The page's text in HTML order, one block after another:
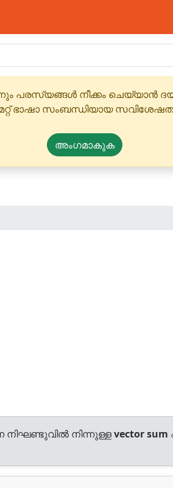
പരസ്യങ്ങൾ നീക്കം
ഭാഷാ സംബന്ധിയായ
അംഗമാകുക
നിഘണ്ടുവിൽ നിന്നുള്ളvector sum